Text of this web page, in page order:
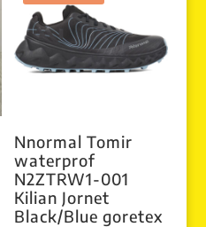
Nnormal Tomir
waterprof
N2ZTRW1-001
Kilian Jornet
Black/Blue goretex